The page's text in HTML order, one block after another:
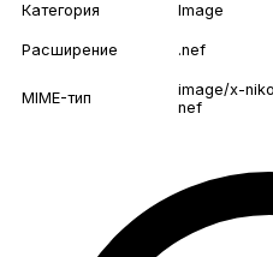
Категория Image
Расширение .nef
MIME-тип
image/x-
nef